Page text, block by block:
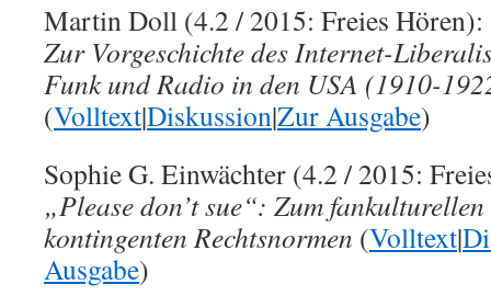
Martin Doll (4.2 / 2015: Freies Hören):
Zur Vorgeschichte des Internet-
Funk und Radio in den USA (1910-
(Volltext|Diskussion|Zur Ausgabe)
Sophie G. Einwächter (4.2 / 2015:
„Please don’t sue“: Zum
kontingenten Rechtsnormen (Volltext|
Ausgabe)